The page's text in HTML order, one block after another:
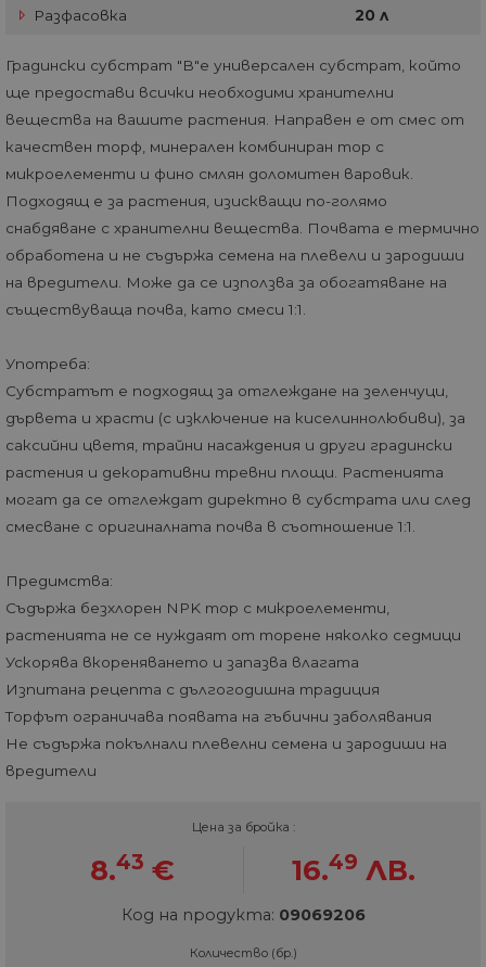
Разфасовка 20 л
Градински субстрат "B"е универсален субстрат, който
ще предостави всички необходими хранителни
вещества на вашите растения. Направен е от смес от
качествен торф, минерален комбиниран тор с
микроелементи и фино смлян доломитен варовик.
Подходящ е за растения, изискващи по-голямо
снабдяване с хранителни вещества. Почвата е термично
обработена и не съдържа семена на плевели и зародиши
на вредители. Може да се използва за обогатяване на
съществуваща почва, като смеси 1:1.
Употреба:
Субстратът е подходящ за отглеждане на зеленчуци,
дървета и храсти (с изключение на киселиннолюбиви), за
саксийни цветя, трайни насаждения и други градински
растения и декоративни тревни площи. Растенията
могат да се отглеждат директно в субстрата или след
смесване с оригиналната почва в съотношение 1:1.
Предимства:
Съдържа безхлорен NPK тор с микроелементи,
растенията не се нуждаят от торене няколко седмици
Ускорява вкореняването и запазва влагата
Изпитана рецепта с дългогодишна традиция
Торфът ограничава появата на гъбични заболявания
Не съдържа покълнали плевелни семена и зародиши на
вредители
Цена за бройка :
8.43 € 16.49 ЛВ.
Код на продукта: 09069206
Количество (бр.)